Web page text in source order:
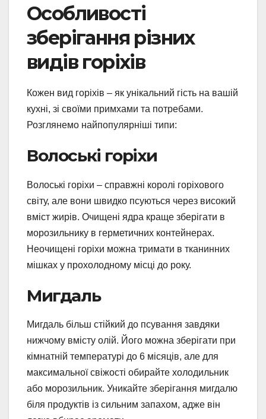
Особливості
зберігання різних
видів горіхів
Кожен вид горіхів – як унікальний гість на вашій
кухні, зі своїми примхами та потребами.
Розглянемо найпопулярніші типи:
Волоські горіхи
Волоські горіхи – справжні королі горіхового
світу, але вони швидко псуються через високий
вміст жирів. Очищені ядра краще зберігати в
морозильнику в герметичних контейнерах.
Неочищені горіхи можна тримати в тканинних
мішках у прохолодному місці до року.
Мигдаль
Мигдаль більш стійкий до псування завдяки
нижчому вмісту олій. Його можна зберігати при
кімнатній температурі до 6 місяців, але для
максимальної свіжості обирайте холодильник
або морозильник. Уникайте зберігання мигдалю
біля продуктів із сильним запахом, адже він